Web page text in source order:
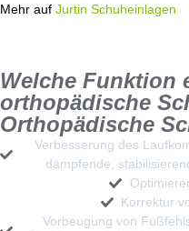
Mehr auf Jurtin Schuheinlagen
Welche Funktion
orthopädische
Orthopädische
Verbesserung des
dämpfende,
Korrektur
Vorbeugung von